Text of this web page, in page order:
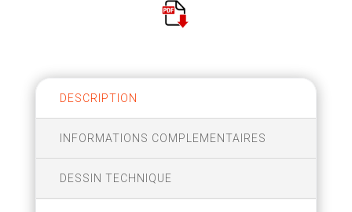
DESCRIPTION
INFORMATIONS COMPLEMENTAIRES
DESSIN TECHNIQUE